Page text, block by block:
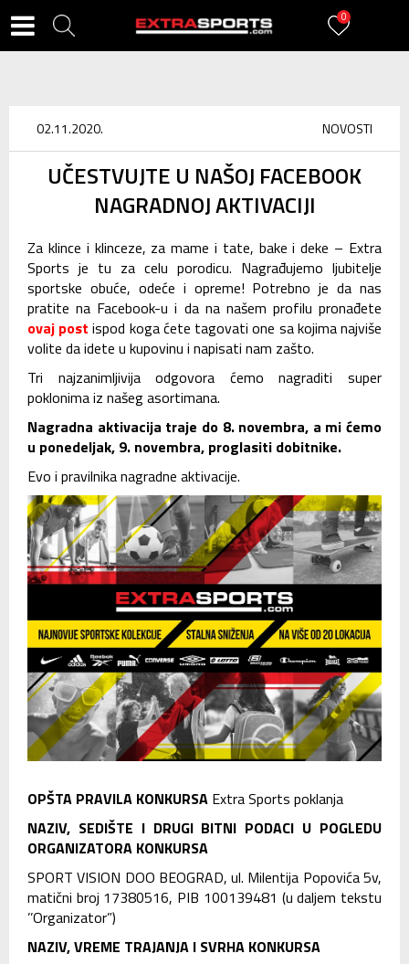
0
NOVOSTI
02.11.2020.
UČESTVUJTE U NAŠOJ FACEBOOK
NAGRADNOJ AKTIVACIJI
Za klince i klinceze, za mame i tate, bake i deke – Extra
Sports je tu za celu porodicu. Nagrađujemo ljubitelje
sportske obuće, odeće i opreme! Potrebno je da nas
pratite na Facebook-u i da na našem profilu pronađete
ovaj post ispod koga ćete tagovati one sa kojima najviše
volite da idete u kupovinu i napisati nam zašto.
Tri najzanimljivija odgovora ćemo nagraditi super
poklonima iz našeg asortimana.
Nagradna aktivacija traje do 8. novembra, a mi ćemo
u ponedeljak, 9. novembra, proglasiti dobitnike.
Evo i pravilnika nagradne aktivacije.
OPŠTA PRAVILA KONKURSA Extra Sports poklanja
NAZIV, SEDIŠTE I DRUGI BITNI PODACI U POGLEDU
ORGANIZATORA KONKURSA
SPORT VISION DOO BEOGRAD, ul. Milentija Popovića 5v,
matični broj 17380516, PIB 100139481 (u daljem tekstu
’’Organizator”)
NAZIV, VREME TRAJANJA I SVRHA KONKURSA